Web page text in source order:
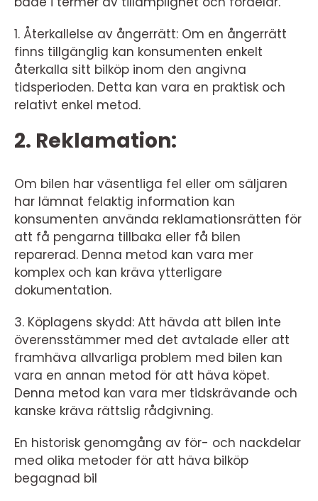
1. Återkallelse av ångerrätt: Om en ångerrätt
finns tillgänglig kan konsumenten enkelt
återkalla sitt bilköp inom den angivna
tidsperioden. Detta kan vara en praktisk och
relativt enkel metod.
2. Reklamation:
Om bilen har väsentliga fel eller om säljaren
har lämnat felaktig information kan
konsumenten använda reklamationsrätten för
att få pengarna tillbaka eller få bilen
reparerad. Denna metod kan vara mer
komplex och kan kräva ytterligare
dokumentation.
3. Köplagens skydd: Att hävda att bilen inte
överensstämmer med det avtalade eller att
framhäva allvarliga problem med bilen kan
vara en annan metod för att häva köpet.
Denna metod kan vara mer tidskrävande och
kanske kräva rättslig rådgivning.
En historisk genomgång av för- och nackdelar
med olika metoder för att häva bilköp
begagnad bil